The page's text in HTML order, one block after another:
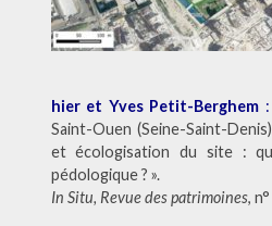
hieret Yves Petit-Berghem :
Saint-Ouen (Seine-Saint-
et écologisation du site :
pédologique ? ».
In Situ, Revue des patrimoines,